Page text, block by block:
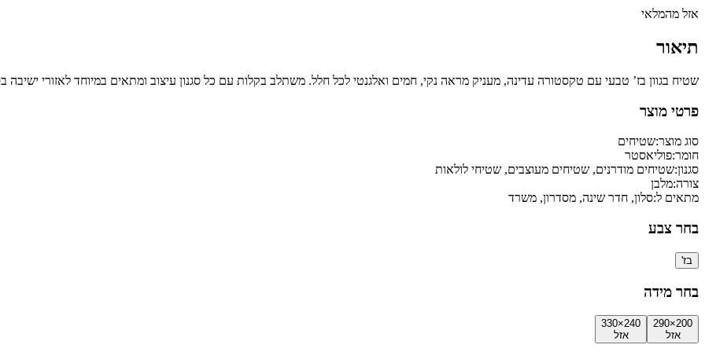
אזל מהמלאי
תיאור
שטיח בגוון בז’ טבעי עם טקסטורה עדינה, מעניק מראה נקי, חמים ואלגנטי לכל חלל. משתלב בקלות עם כל סגנון עיצוב ומתאים במיוחד לאזורי ישיבה
פרטי מוצר
סוג מוצר:שטיחים
חומר:פוליאסטר
סגנון:שטיחים מודרנים, שטיחים מעוצבים, שטיחי לולאות
צורה:מלבן
מתאים ל:סלון, חדר שינה, מסדרון, משרד
בחר צבע
בז'
בחר מידה
200×290
אזל
240×330
אזל